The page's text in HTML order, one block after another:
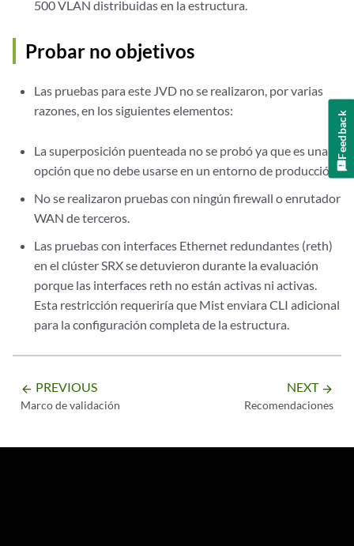
500 VLAN distribuidas en la estructura.
Probar no objetivos
Las pruebas para este JVD no se realizaron, por varias
razones, en los siguientes elementos:
La superposición puenteada no se probó ya que es una
opción que no debe usarse en un entorno de producción.
No se realizaron pruebas con ningún firewall o enrutador
WAN de terceros.
Las pruebas con interfaces Ethernet redundantes (reth)
en el clúster SRX se detuvieron durante la evaluación
porque las interfaces reth no están activas ni activas.
Esta restricción requeriría que Mist enviara CLI adicional
para la configuración completa de la estructura.
arrow_backward PREVIOUS
Marco de validación
NEXT arrow_forward
Recomendaciones
Feedback